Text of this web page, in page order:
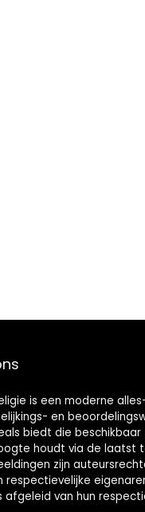
is een moderne
en
biedt die beschikbaar
houdt via de laatst
zijn
respectievelijke
afgeleid van hun